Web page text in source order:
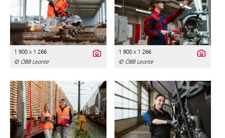
1 900 x 1 266
© ÖBB Leonte
1 900 x 1 266
© ÖBB Leonte